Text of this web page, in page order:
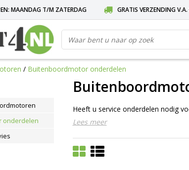
MAANDAG T/M ZATERDAG GRATIS VERZENDING
/ Buitenboordmotor onderdelen
onderdelen
Heeft u service onderdelen nodig
Lees meer